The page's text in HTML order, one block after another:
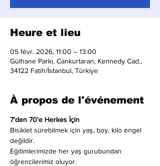
Heure et lieu
05 févr. 2026, 11:00 – 13:00
Gülhane Parkı, Cankurtaran, Kennedy Cad.,
34122 Fatih/İstanbul, Türkiye
À propos de l'événement
7'den 70'e Herkes İçin
Bisiklet sürebilmek için yaş, boy, kilo engel
değildir.
Eğitimlerimizde her yaş gurubundan
öğrencilerimiz oluyor.